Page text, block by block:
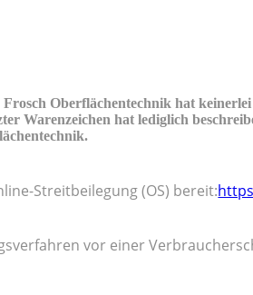
Oberflächentechnik hat
Warenzeichen hat lediglich
Streitbeilegung (OS) bereit:
vor einer